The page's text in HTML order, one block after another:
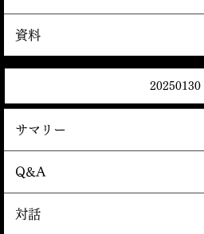
資料
20250130
サマリー
Q&A
対話